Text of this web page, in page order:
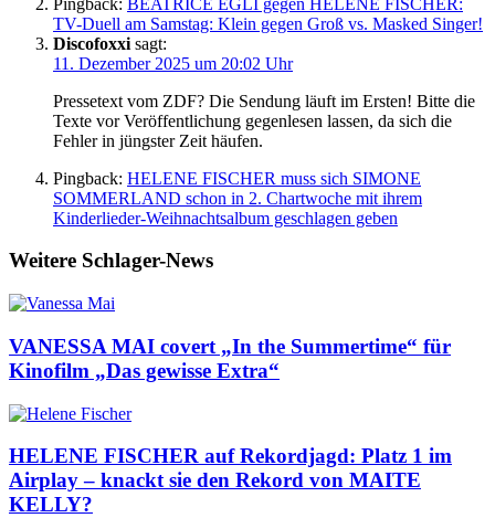
TV-Duell am Samstag: Klein gegen Groß vs. Masked Singer!
Discofoxxi sagt:
11. Dezember 2025 um 20:02 Uhr
Pressetext vom ZDF? Die Sendung läuft im Ersten! Bitte die
Texte vor Veröffentlichung gegenlesen lassen, da sich die
Fehler in jüngster Zeit häufen.
Pingback: HELENE FISCHER muss sich SIMONE
SOMMERLAND schon in 2. Chartwoche mit ihrem
Kinderlieder-Weihnachtsalbum geschlagen geben
Weitere Schlager-News
VANESSA MAI covert „In the Summertime“ für
Kinofilm „Das gewisse Extra“
HELENE FISCHER auf Rekordjagd: Platz 1 im
Airplay – knackt sie den Rekord von MAITE
KELLY?